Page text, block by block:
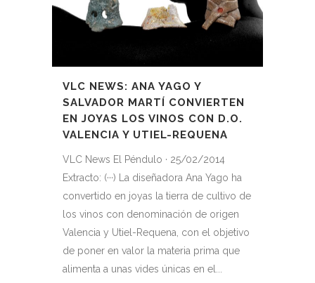
VLC NEWS: ANA YAGO Y
SALVADOR MARTÍ CONVIERTEN
EN JOYAS LOS VINOS CON D.O.
VALENCIA Y UTIEL-REQUENA
VLC News El Péndulo · 25/02/2014
Extracto: (···) La diseñadora Ana Yago ha
convertido en joyas la tierra de cultivo de
los vinos con denominación de origen
Valencia y Utiel-Requena, con el objetivo
de poner en valor la materia prima que
alimenta a unas vides únicas en el...